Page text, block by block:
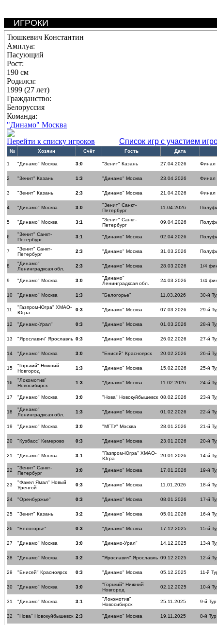
ИГРОКИ
Тюшкевич Константин
Амплуа:
Пасующий
Рост:
190 см
Родился:
1999 (27 лет)
Гражданство:
Белоруссия
Команда:
"Динамо" Москва
Перейти к списку игроков
Список игр с участием
№ Хозяин Счёт Гость Дата
1 "Динамо" Москва 3:0 "Зенит" Казань 27.04.2026 Финал
2 "Зенит" Казань 1:3 "Динамо" Москва 23.04.2026 Финал
3 "Зенит" Казань 2:3 "Динамо" Москва 21.04.2026 Финал
4 "Динамо" Москва 3:0
"Зенит" Санкт-
Петербург
11.04.2026
5 "Динамо" Москва 3:1
"Зенит" Санкт-
Петербург
09.04.2026
6
"Зенит" Санкт-
Петербург
3:1 "Динамо" Москва 02.04.2026
7
"Зенит" Санкт-
Петербург
2:3 "Динамо" Москва 31.03.2026
8
"Динамо"
Ленинградксая обл.
2:3 "Динамо" Москва 28.03.2026 1/4
9 "Динамо" Москва 3:0
"Динамо"
Ленинградксая обл.
24.03.2026 1/4
10 "Динамо" Москва 1:3 "Белогорье" 11.03.2026 30-й
11
"Газпром-Югра" ХМАО-
Югра
0:3 "Динамо" Москва 07.03.2026 29-й
12 "Динамо-Урал" 0:3 "Динамо" Москва 01.03.2026 28-й
13 "Ярославич" Ярославль 0:3 "Динамо" Москва 26.02.2026 27-й
14 "Динамо" Москва 3:0 "Енисей" Красноярск 20.02.2026 26-й
15
"Горький" Нижний
Новгород
1:3 "Динамо" Москва 15.02.2026 25-й
16
"Локомотив"
Новосибирск
1:3 "Динамо" Москва 11.02.2026 24-й
17 "Динамо" Москва 3:0 "Нова" Новокуйбышевск 08.02.2026 23-й
18
"Динамо"
Ленинградксая обл.
1:3 "Динамо" Москва 01.02.2026 22-й
19 "Динамо" Москва 3:0 "МГТУ" Москва 28.01.2026 21-й
20 "Кузбасс" Кемерово 0:3 "Динамо" Москва 23.01.2026 20-й
21 "Динамо" Москва 3:1
"Газпром-Югра" ХМАО-
Югра
20.01.2026 14-й
22
"Зенит" Санкт-
Петербург
3:0 "Динамо" Москва 17.01.2026 19-й
23
"Факел Ямал" Новый
Уренгой
0:3 "Динамо" Москва 11.01.2026 18-й
24 "Оренбуржье" 0:3 "Динамо" Москва 08.01.2026 17-й
25 "Зенит" Казань 3:2 "Динамо" Москва 05.01.2026 16-й
26 "Белогорье" 0:3 "Динамо" Москва 17.12.2025 15-й
27 "Динамо" Москва 3:0 "Динамо-Урал" 14.12.2025 13-й
28 "Динамо" Москва 3:2 "Ярославич" Ярославль 09.12.2025 12-й
29 "Енисей" Красноярск 0:3 "Динамо" Москва 05.12.2025 11-й
30 "Динамо" Москва 3:0
"Горький" Нижний
Новгород
02.12.2025 10-й
31 "Динамо" Москва 3:1
"Локомотив"
Новосибирск
25.11.2025 9-й Тур
32 "Нова" Новокуйбышевск 2:3 "Динамо" Москва 19.11.2025 8-й Тур